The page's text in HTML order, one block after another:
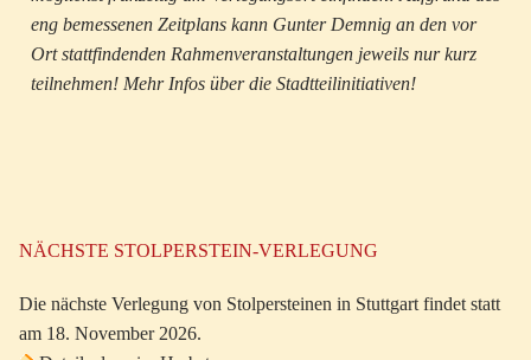
eng bemessenen Zeitplans kann Gunter Demnig an den vor
Ort stattfindenden Rahmenveranstaltungen jeweils nur kurz
teilnehmen! Mehr Infos über die Stadtteilinitiativen!
NÄCHSTE STOLPERSTEIN-VERLEGUNG
Die nächste Verlegung von Stolpersteinen in Stuttgart findet statt
am 18. November 2026.